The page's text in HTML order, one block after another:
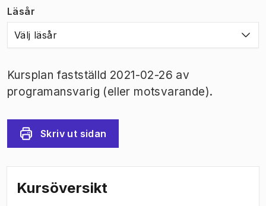
Läsår
Välj läsår
Kursplan fastställd 2021-02-26 av
programansvarig (eller motsvarande).
Skriv ut sidan
Kursöversikt